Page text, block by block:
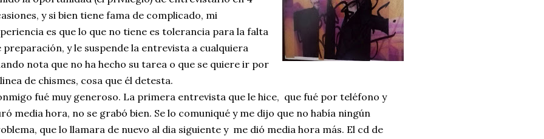
y si bien tiene fama de complicado, mi
es que lo que no tiene es tolerancia para la falta
preparación, y le suspende la entrevista a cualquiera
nota que no ha hecho su tarea o que se quiere ir por
de chismes, cosa que él detesta.
fué muy generoso. La primera entrevista que le hice, que fué por teléfono y
media hora, no se grabó bien. Se lo comuniqué y me dijo que no había ningún
que lo llamara de nuevo al dia siguiente y me dió media hora más. El cd de